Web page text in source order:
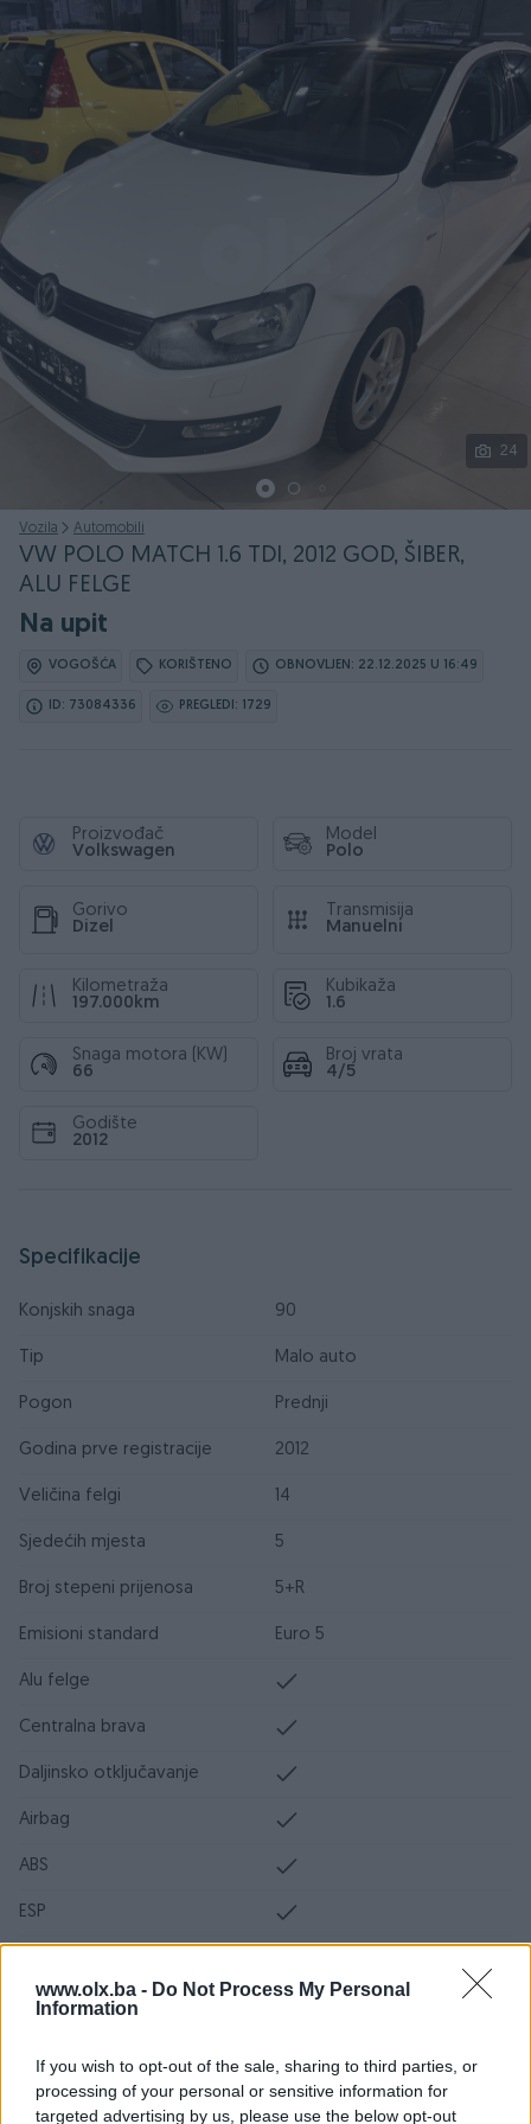
www.olx.ba - Do Not Process My Personal
Information
If you wish to opt-out of the sale, sharing to third parties, or
processing of your personal or sensitive information for
targeted advertising by us, please use the below opt-out
Podijeli
24
Vozila Automobili
VW POLO MATCH 1.6 TDI, 2012 GOD, ŠIBER,
ALU FELGE
Na upit
VOGOŠĆA KORIŠTENO OBNOVLJEN: 22.12.2025 U 16:49
ID: 73084336 PREGLEDI: 1729
Proizvođač
Volkswagen
Model
Polo
Gorivo
Dizel
Transmisija
Manuelni
Kilometraža
197.000km
Kubikaža
1.6
Snaga motora (KW)
66
Broj vrata
4/5
Godište
2012
Specifikacije
Konjskih snaga 90
Tip Malo auto
Pogon Prednji
Godina prve registracije 2012
Veličina felgi 14
Sjedećih mjesta 5
Broj stepeni prijenosa 5+R
Emisioni standard Euro 5
Alu felge
Centralna brava
Daljinsko otključavanje
Airbag
ABS
ESP
Servo volan
Ocarinjen